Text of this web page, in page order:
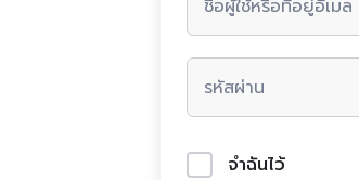
จำฉันไว้